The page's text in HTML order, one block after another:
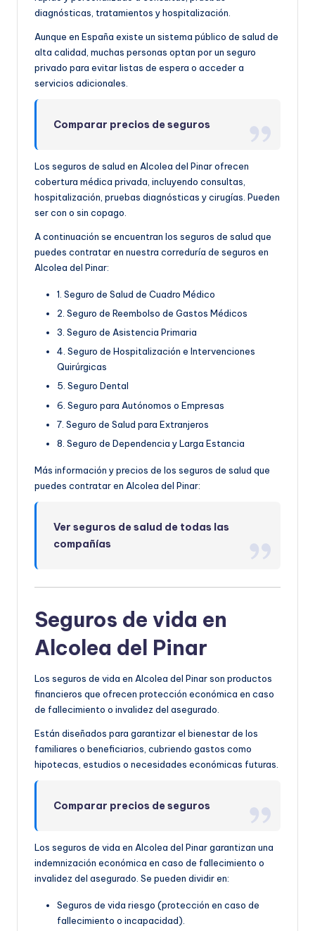
diagnósticas, tratamientos y hospitalización.
Aunque en España existe un sistema público de salud de
alta calidad, muchas personas optan por un seguro
privado para evitar listas de espera o acceder a
servicios adicionales.
Comparar precios de seguros
Los seguros de salud en Alcolea del Pinar ofrecen
cobertura médica privada, incluyendo consultas,
hospitalización, pruebas diagnósticas y cirugías. Pueden
ser con o sin copago.
A continuación se encuentran los seguros de salud que
puedes contratar en nuestra correduría de seguros en
Alcolea del Pinar:
1. Seguro de Salud de Cuadro Médico
2. Seguro de Reembolso de Gastos Médicos
3. Seguro de Asistencia Primaria
4. Seguro de Hospitalización e Intervenciones
Quirúrgicas
5. Seguro Dental
6. Seguro para Autónomos o Empresas
7. Seguro de Salud para Extranjeros
8. Seguro de Dependencia y Larga Estancia
Más información y precios de los seguros de salud que
puedes contratar en Alcolea del Pinar:
Ver seguros de salud de todas las
compañías
Seguros de vida en
Alcolea del Pinar
Los seguros de vida en Alcolea del Pinar son productos
financieros que ofrecen protección económica en caso
de fallecimiento o invalidez del asegurado.
Están diseñados para garantizar el bienestar de los
familiares o beneficiarios, cubriendo gastos como
hipotecas, estudios o necesidades económicas futuras.
Comparar precios de seguros
Los seguros de vida en Alcolea del Pinar garantizan una
indemnización económica en caso de fallecimiento o
invalidez del asegurado. Se pueden dividir en:
Seguros de vida riesgo (protección en caso de
fallecimiento o incapacidad).